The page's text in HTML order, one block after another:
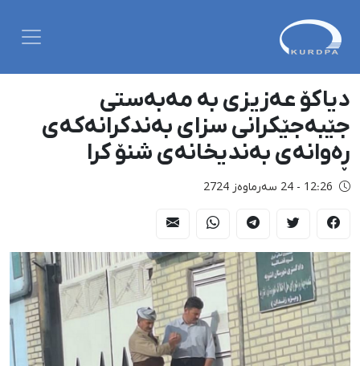
دیاکۆ عەزیزی بە مەبەستی
جێبەجێکرانی سزای بەندکرانەکەی
ڕەوانەی بەندیخانەی شنۆ کرا
12:26 - 24 سەرماوەز 2724